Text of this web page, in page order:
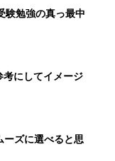
験勉強の真っ最中
考にしてイメージ
ズに選べると思